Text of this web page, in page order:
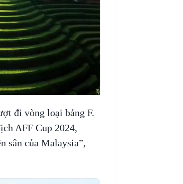
đi vòng loại bảng F.
AFF Cup 2024,
sân của Malaysia”,